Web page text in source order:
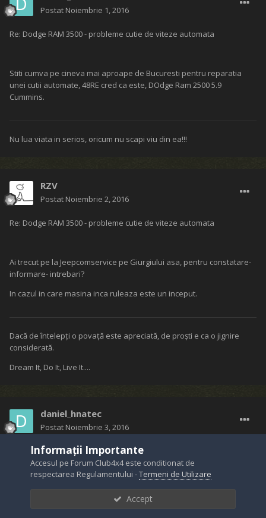
Postat Noiembrie 1, 2016
Re: Dodge RAM 3500 - probleme cutie de viteze automata
Stiti cumva pe cineva mai aproape de Bucuresti pentru reparatia
unei cutii automate, 48RE cred ca este, DOdge Ram 2500 5.9
Cummins.
Nu lua viata in serios, oricum nu scapi viu din ea!!!
RZV
Postat Noiembrie 2, 2016
Re: Dodge RAM 3500 - probleme cutie de viteze automata
Ai trecut pe la Jeepcomservice pe Giurgiului asa, pentru constatare-
informare- intrebari?
In cazul in care masina inca ruleaza este un inceput.
Dacă de întelepţi o povaţă este apreciată, de proşti e ca o jignire
considerată.
Dream It, Do It, Live It....
daniel_hnatec
Postat Noiembrie 3, 2016
Re: Dodge RAM 3500 - probleme cutie de viteze automata
Informații Importante
Accesul pe Forum Club4x4 este conditionat de
respectarea Regulamentului -Termeni de Utilizare
Accept